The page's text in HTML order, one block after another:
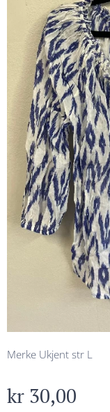
Merke Ukjent str L
kr 30,00